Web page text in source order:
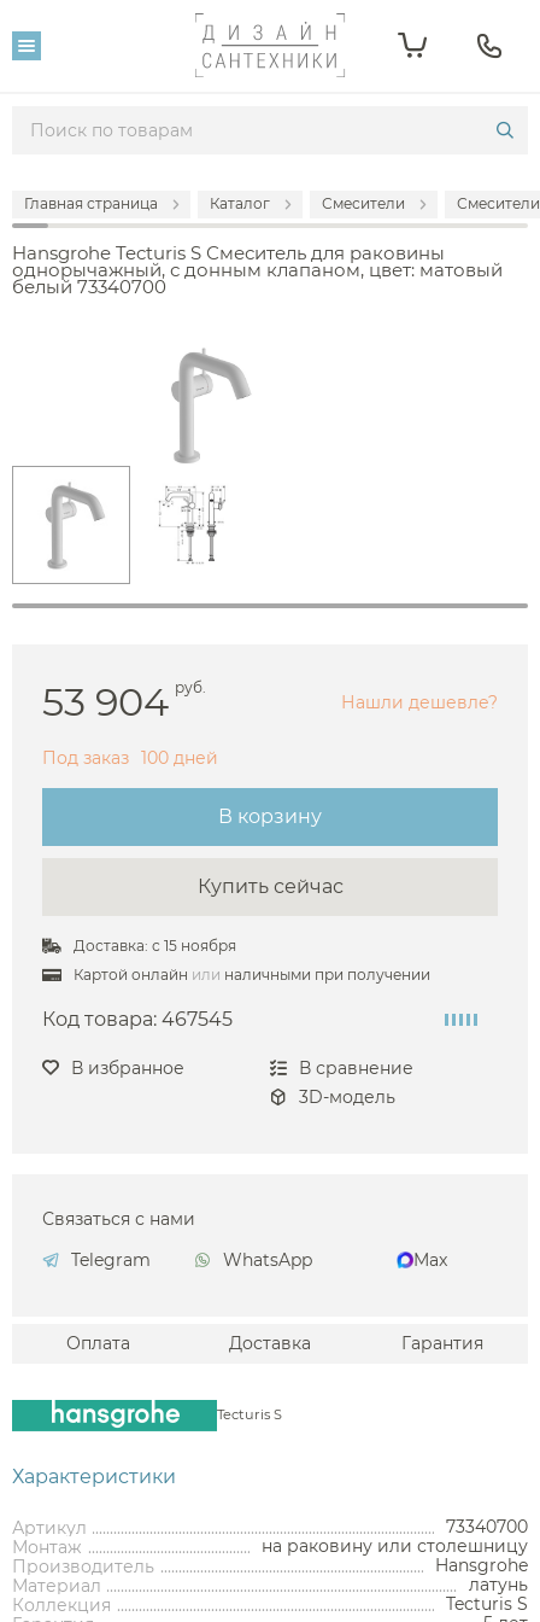
Главная страница Каталог Смесители
Hansgrohe Tecturis S Смеситель для раковины
однорычажный, с донным клапаном, цвет: матовый
белый 73340700
53 904 руб.
Нашли дешевле?
Под заказ 100 дней
В корзину
Купить сейчас
Доставка: с 15 ноября
Картой онлайн или наличными при получении
Код товара: 467545
В избранное
В сравнение
3D-модель
Связаться с нами
Telegram
WhatsApp Max
Оплата Доставка Гарантия
Tecturis S
Характеристики
Артикул
73340700
Монтаж
на раковину или столешницу
Производитель
Hansgrohe
Материал
латунь
Коллекция
Tecturis S